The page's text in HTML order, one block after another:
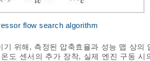
flow search algorithm
기 위해, 측정된 압축효율과 성능 맵 상
도 센서의 추가 장착, 실제 엔진 구동